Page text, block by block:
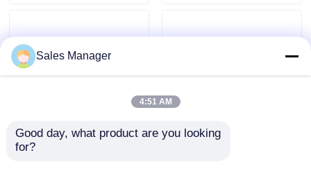
যোগাযোগ করুন
ic ইলেকট্রনিক উপাদান
CC1101RGPR IC
Sales Manager
4:51 AM
Good day, what product are you looking
for?